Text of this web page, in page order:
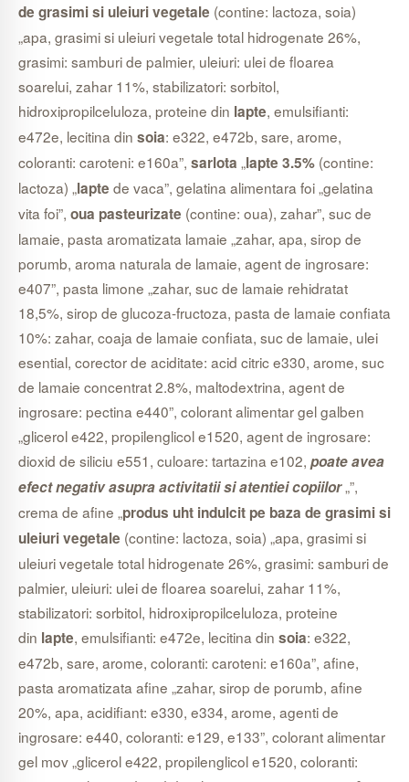
de grasimi si uleiuri vegetale (contine: lactoza, soia)
„apa, grasimi si uleiuri vegetale total hidrogenate 26%,
grasimi: samburi de palmier, uleiuri: ulei de floarea
soarelui, zahar 11%, stabilizatori: sorbitol,
hidroxipropilceluloza, proteine din lapte, emulsifianti:
e472e, lecitina din soia: e322, e472b, sare, arome,
coloranti: caroteni: e160a”, sarlota „lapte 3.5% (contine:
lactoza) „lapte de vaca”, gelatina alimentara foi „gelatina
vita foi”, oua pasteurizate (contine: oua), zahar”, suc de
lamaie, pasta aromatizata lamaie „zahar, apa, sirop de
porumb, aroma naturala de lamaie, agent de ingrosare:
e407”, pasta limone „zahar, suc de lamaie rehidratat
18,5%, sirop de glucoza-fructoza, pasta de lamaie confiata
10%: zahar, coaja de lamaie confiata, suc de lamaie, ulei
esential, corector de aciditate: acid citric e330, arome, suc
de lamaie concentrat 2.8%, maltodextrina, agent de
ingrosare: pectina e440”, colorant alimentar gel galben
„glicerol e422, propilenglicol e1520, agent de ingrosare:
dioxid de siliciu e551, culoare: tartazina e102, poate avea
efect negativ asupra activitatii si atentiei copiilor„”,
crema de afine „produs uht indulcit pe baza de grasimi si
uleiuri vegetale (contine: lactoza, soia) „apa, grasimi si
uleiuri vegetale total hidrogenate 26%, grasimi: samburi de
palmier, uleiuri: ulei de floarea soarelui, zahar 11%,
stabilizatori: sorbitol, hidroxipropilceluloza, proteine
din lapte, emulsifianti: e472e, lecitina din soia: e322,
e472b, sare, arome, coloranti: caroteni: e160a”, afine,
pasta aromatizata afine „zahar, sirop de porumb, afine
20%, apa, acidifiant: e330, e334, arome, agenti de
ingrosare: e440, coloranti: e129, e133”, colorant alimentar
gel mov „glicerol e422, propilenglicol e1520, coloranti: